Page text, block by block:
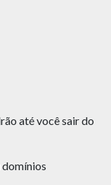
até você sair do